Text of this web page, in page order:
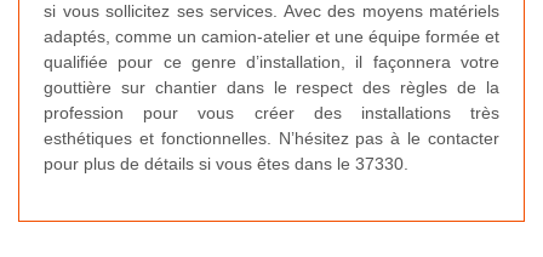
si vous sollicitez ses services. Avec des moyens matériels
adaptés, comme un camion-atelier et une équipe formée et
qualifiée pour ce genre d’installation, il façonnera votre
gouttière sur chantier dans le respect des règles de la
profession pour vous créer des installations très
esthétiques et fonctionnelles. N’hésitez pas à le contacter
pour plus de détails si vous êtes dans le 37330.